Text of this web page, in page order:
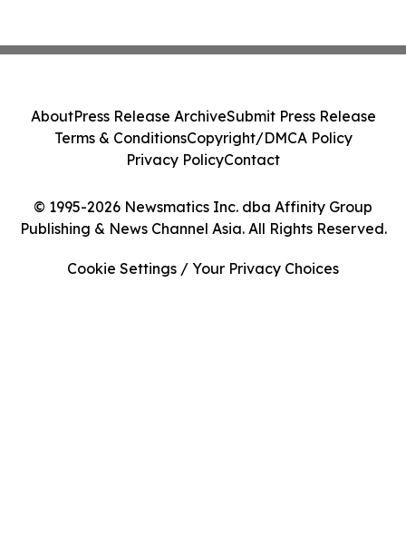
© 1995-2026 Newsmatics Inc. dba Affinity Group
Publishing & News Channel Asia. All Rights Reserved.
AboutPress Release ArchiveSubmit Press Release
Terms & ConditionsCopyright/DMCA Policy
Privacy PolicyContact
Cookie Settings / Your Privacy Choices